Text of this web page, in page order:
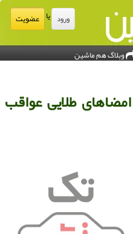
ورود عضویت
وبلاگ هم ماشین
طلایی عواقب